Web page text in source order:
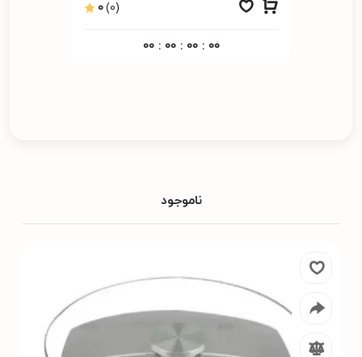
0(0)
00 : 00 : 00 : 00
ناموجود